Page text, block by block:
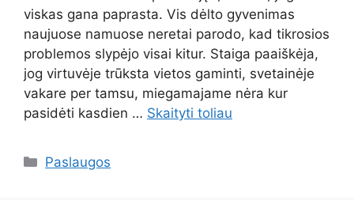
viskas gana paprasta. Vis dėlto gyvenimas
naujuose namuose neretai parodo, kad tikrosios
problemos slypėjo visai kitur. Staiga paaiškėja,
jog virtuvėje trūksta vietos gaminti, svetainėje
vakare per tamsu, miegamajame nėra kur
pasidėti kasdien … Skaityti toliau
Kategorijos
Paslaugos